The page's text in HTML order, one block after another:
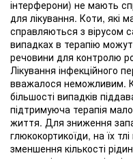
інтерферони) не мають
для лікування. Коти, які
справляються з вірусом
випадках в терапію
речовини для контролю
Лікування інфекційного
вважалося неможливим.
більшості випадків
підтримуюча терапія
життя. Для зниження
глюкокортикоїди, на їх
зменшення кількості